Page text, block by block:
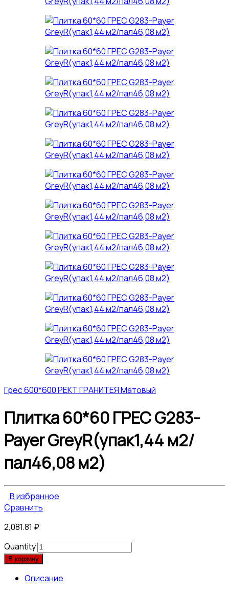
Грес 600*600 РЕКТ ГРАНИТЕЯ Матовый
Плитка 60*60 ГРЕС G283-
Payer GreyR(упак1,44 м2/
пал46,08 м2)
В избранное
Сравнить
2,081.81 ₽
Quantity
В корзину
Описание